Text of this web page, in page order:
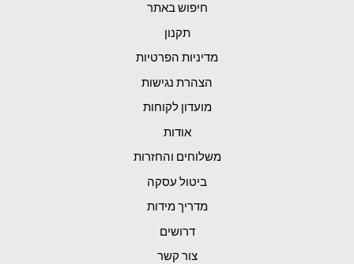
חיפוש באתר
תקנון
מדיניות הפרטיות
הצהרת נגישות
מועדון לקוחות
אודות
משלוחים והחזרות
ביטול עסקה
מדריך מידות
דרושים
צור קשר